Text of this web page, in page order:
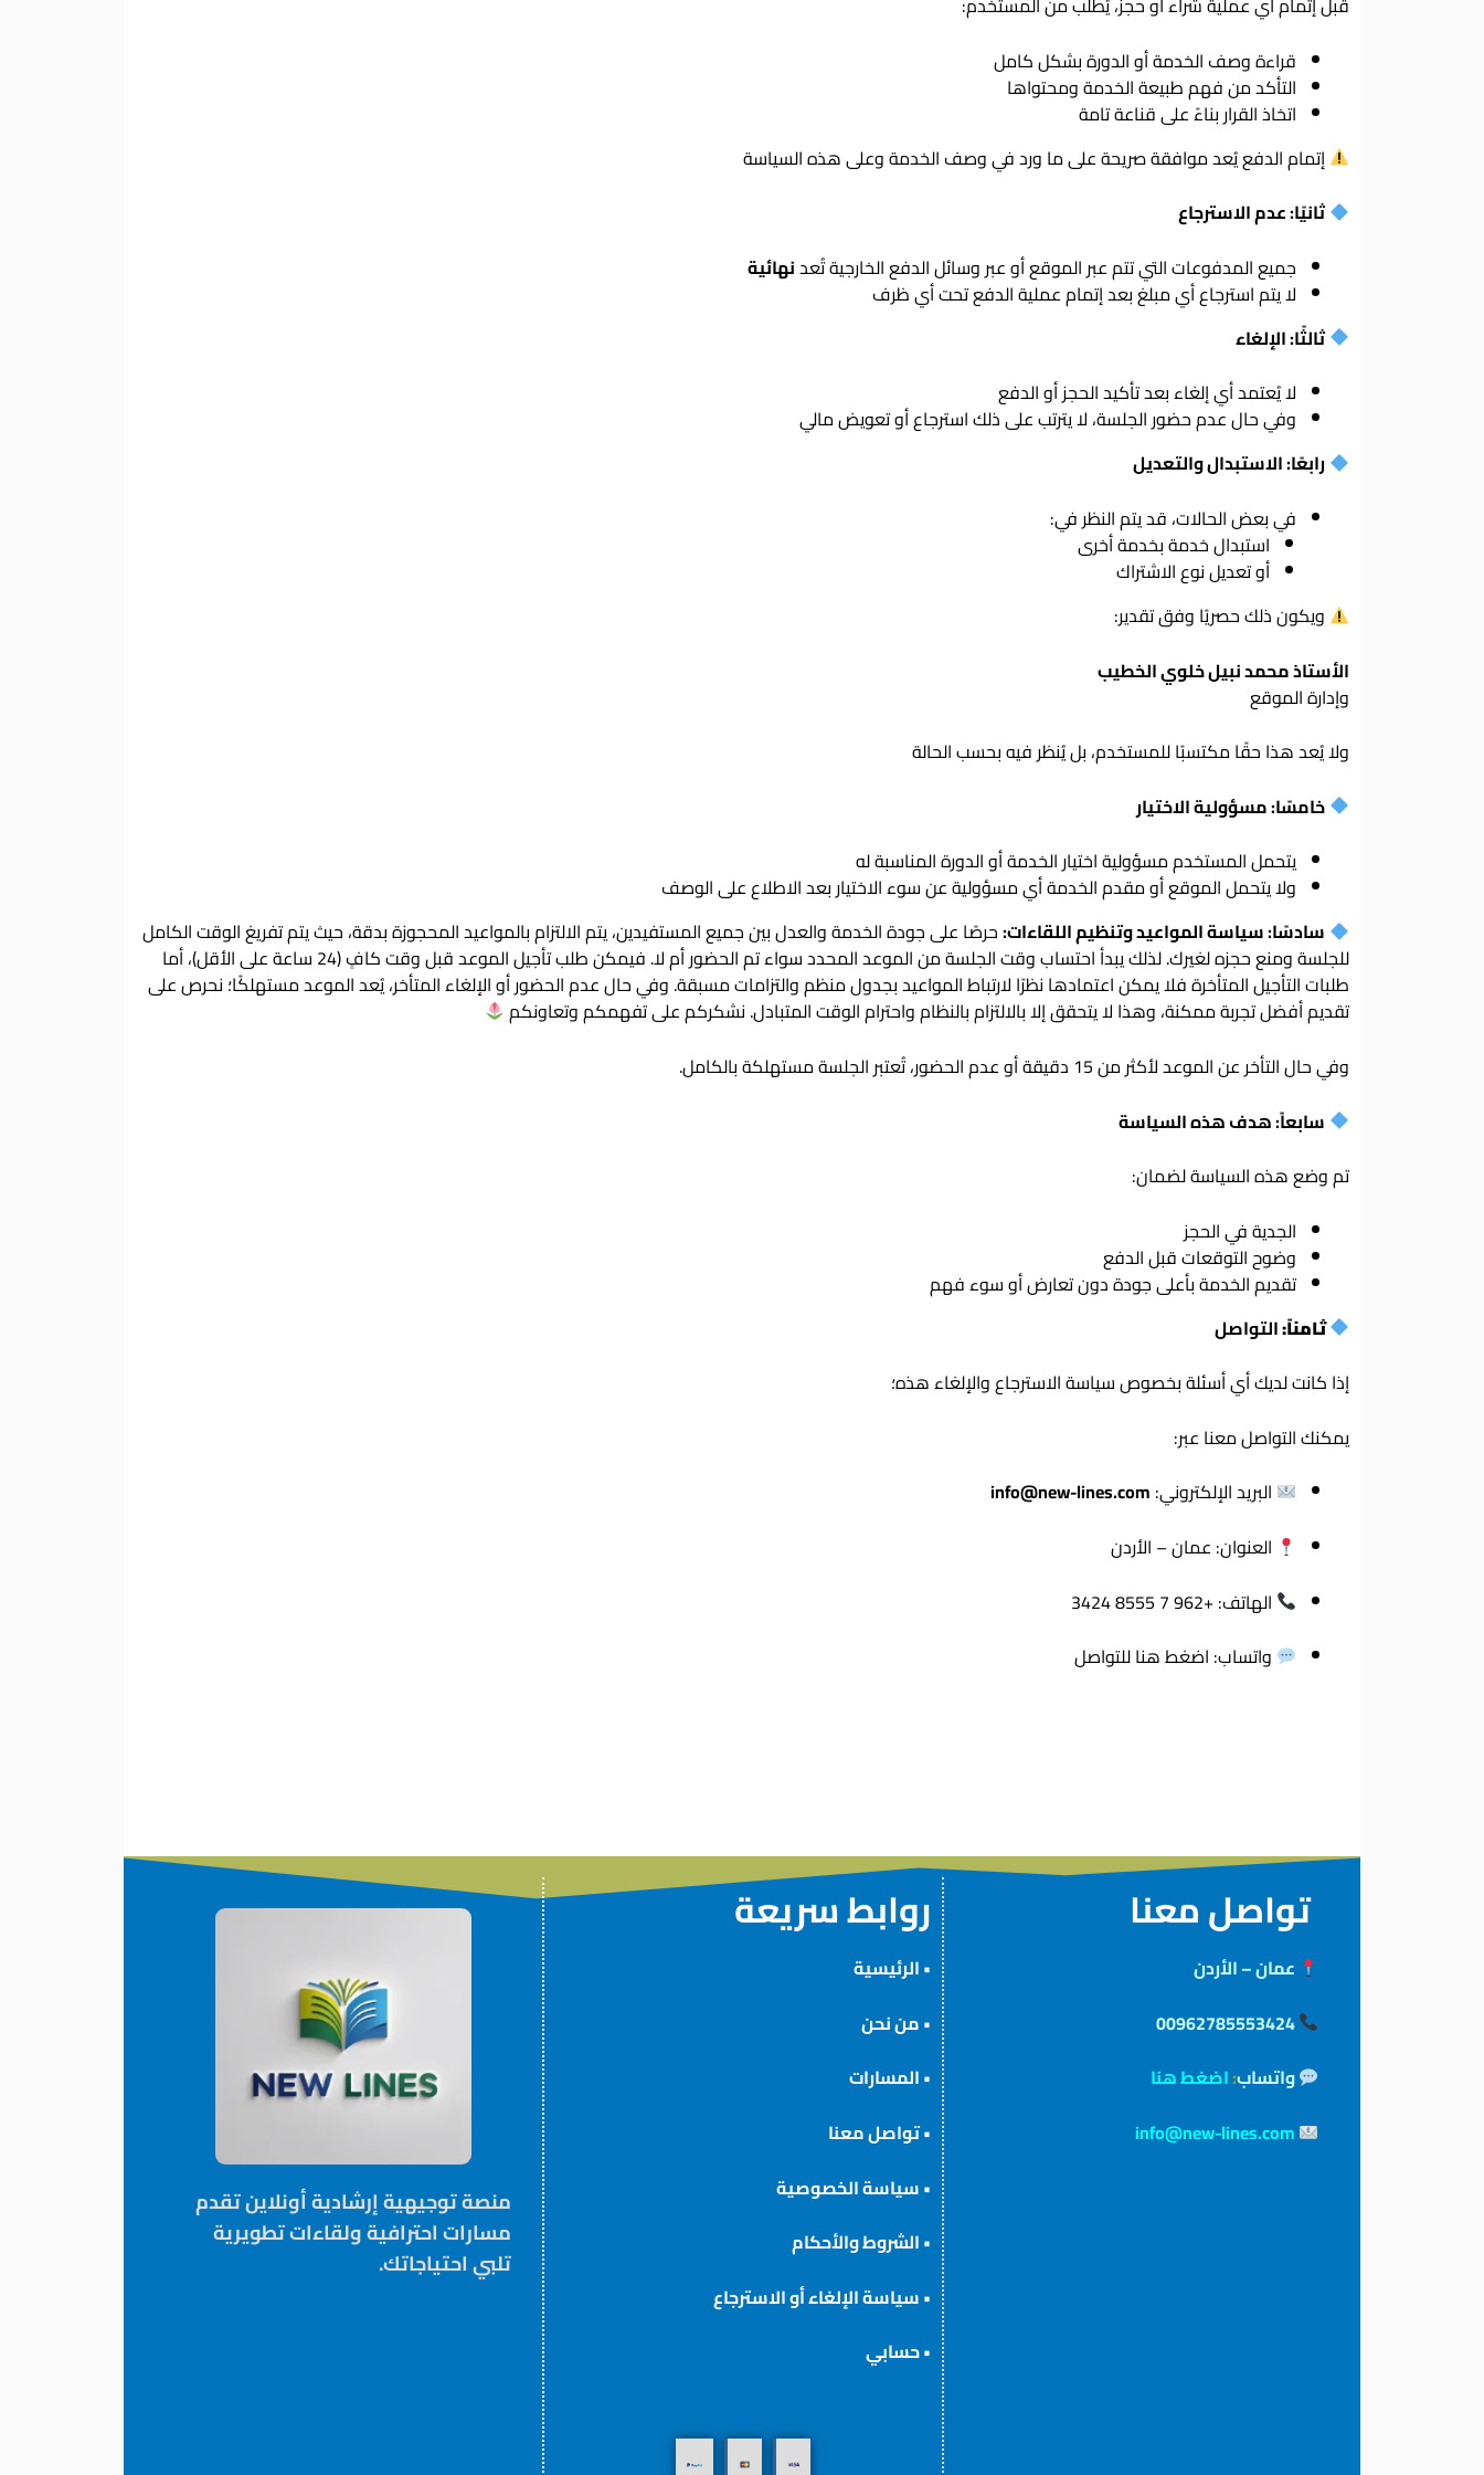
قراءة وصف الخدمة أو الدورة بشكل كامل
التأكد من فهم طبيعة الخدمة ومحتواها
اتخاذ القرار بناءً على قناعة تامة
إتمام الدفع يُعد موافقة صريحة على ما ورد في وصف الخدمة وعلى هذه السياسة
ثانيًا: عدم الاسترجاع
جميع المدفوعات التي تتم عبر الموقع أو عبر وسائل الدفع الخارجية تُعدنهائية
لا يتم استرجاع أي مبلغ بعد إتمام عملية الدفع تحت أي ظرف
ثالثًا: الإلغاء
لا يُعتمد أي إلغاء بعد تأكيد الحجز أو الدفع
وفي حال عدم حضور الجلسة، لا يترتب على ذلك استرجاع أو تعويض مالي
رابعًا: الاستبدال والتعديل
في بعض الحالات، قد يتم النظر في:
استبدال خدمة بخدمة أخرى
أو تعديل نوع الاشتراك
ويكون ذلك حصريًا وفق تقدير:
الأستاذ محمد نبيل خلوي الخطيب
وإدارة الموقع
ولا يُعد هذا حقًا مكتسبًا للمستخدم، بل يُنظر فيه بحسب الحالة
خامسًا: مسؤولية الاختيار
يتحمل المستخدم مسؤولية اختيار الخدمة أو الدورة المناسبة له
ولا يتحمل الموقع أو مقدم الخدمة أي مسؤولية عن سوء الاختيار بعد الاطلاع على الوصف
سادسًا: سياسة المواعيد وتنظيم اللقاءات:حرصًا على جودة الخدمة والعدل بين جميع المستفيدين، يتم الالتزام بالمواعيد المحجوزة بدقة، حيث يتم تفريغ الوقت الكامل
للجلسة ومنع حجزه لغيرك. لذلك يبدأ احتساب وقت الجلسة من الموعد المحدد سواء تم الحضور أم لا. فيمكن طلب تأجيل الموعد قبل وقت كافٍ (24 ساعة على الأقل)، أما
طلبات التأجيل المتأخرة فلا يمكن اعتمادها نظرًا لارتباط المواعيد بجدول منظم والتزامات مسبقة. وفي حال عدم الحضور أو الإلغاء المتأخر، يُعد الموعد مستهلكًا؛ نحرص على
تقديم أفضل تجربة ممكنة، وهذا لا يتحقق إلا بالالتزام بالنظام واحترام الوقت المتبادل. نشكركم على تفهمكم وتعاونكم
وفي حال التأخر عن الموعد لأكثر من 15 دقيقة أو عدم الحضور، تُعتبر الجلسة مستهلكة بالكامل.
سابعاً: هدف هذه السياسة
تم وضع هذه السياسة لضمان:
الجدية في الحجز
وضوح التوقعات قبل الدفع
تقديم الخدمة بأعلى جودة دون تعارض أو سوء فهم
ثامناً:التواصل
إذا كانت لديك أي أسئلة بخصوص سياسة الاسترجاع والإلغاء هذه؛
يمكنك التواصل معنا عبر:
البريد الإلكتروني: info@new-lines.com
العنوان: عمان – الأردن
الهاتف: +962 7 8555 3424
واتساب: اضغط هنا للتواصل
تواصل معنا
عمان – الأردن
00962785553424
واتساب:اضغط هنا
info@new-lines.com
روابط سريعة
•الرئيسية
•من نحن
•المسارات
•تواصل معنا
•سياسة الخصوصية
•الشروط والأحكام
•سياسة الإلغاء أو الاسترجاع
•حسابي
منصة توجيهية إرشادية أونلاين تقدم
مسارات احترافية ولقاءات تطويرية
تلبي احتياجاتك.